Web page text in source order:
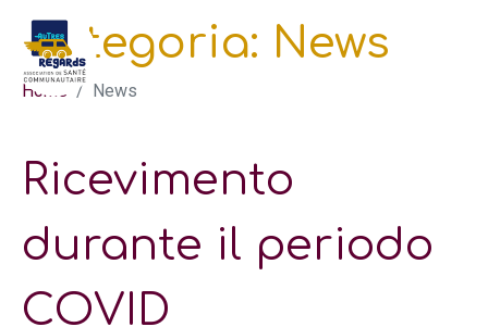
Categoria: News
Home News
Ricevimento
durante il periodo
COVID